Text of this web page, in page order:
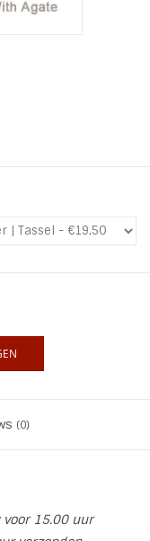
(0)
voor 15.00 uur